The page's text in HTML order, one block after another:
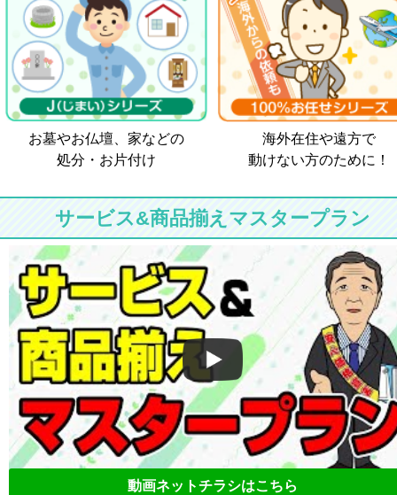
お墓やお仏壇、家などの
処分・お片付け
海外在住や遠方で
動けない方のために！
サービス&商品揃えマスタープラン
動画ネットチラシはこちら